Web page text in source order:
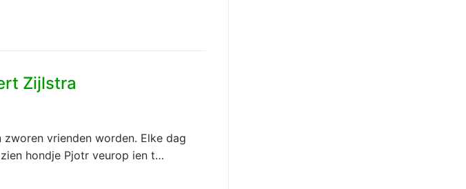
Zijlstra
vrienden worden. Elke dag
hondje Pjotr veurop ien t…